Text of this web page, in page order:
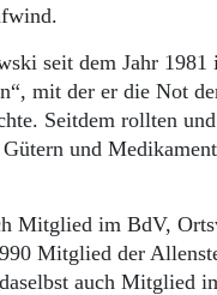
seit dem Jahr
mit der er die Not
Seitdem rollten
und
Mitglied im BdV,
Mitglied der
auch Mitglied